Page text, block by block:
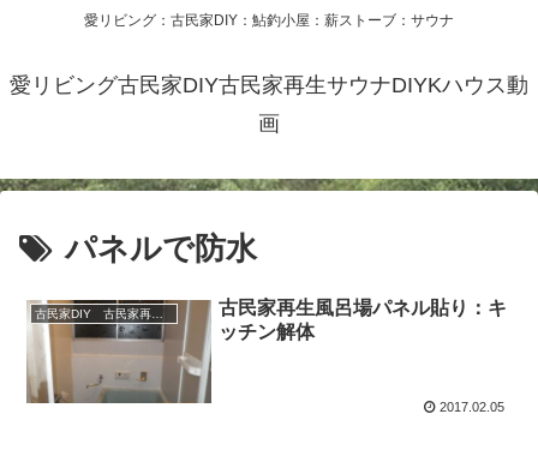
愛リビング：古民家DIY：鮎釣小屋：薪ストーブ：サウナ
愛リビング古民家DIY古民家再生サウナDIYKハウス動
画
パネルで防水
古民家再生風呂場パネル貼り：キ
ッチン解体
2017.02.05